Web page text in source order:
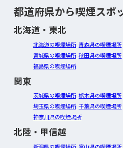
都道府県から喫煙スポ
北海道・東北
北海道の喫煙場所 青森県の喫煙場所
宮城県の喫煙場所 秋田県の喫煙場所
福島県の喫煙場所
関東
茨城県の喫煙場所 栃木県の喫煙場所
埼玉県の喫煙場所 千葉県の喫煙場所
神奈川県の喫煙場所
北陸・甲信越
新潟県の喫煙場所 富山県の喫煙場所